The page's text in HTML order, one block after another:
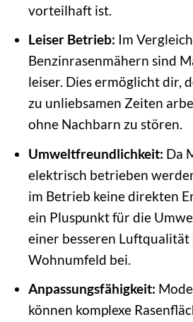
vorteilhaft ist.
Leiser Betrieb: Im
Benzinrasenmähern sind
leiser. Dies ermöglicht dir,
zu unliebsamen Zeiten
ohne Nachbarn zu stören.
Umweltfreundlichkeit: Da
elektrisch betrieben
im Betrieb keine direkten
ein Pluspunkt für die
einer besseren Luftqualität
Wohnumfeld bei.
Anpassungsfähigkeit:
können komplexe